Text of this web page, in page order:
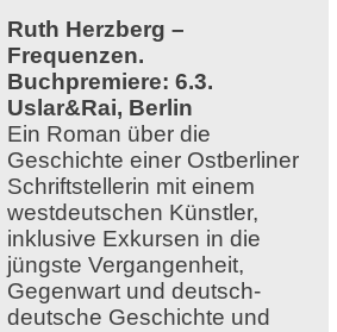
Ruth Herzberg –
Frequenzen.
Buchpremiere: 6.3.
Uslar&Rai, Berlin
Ein Roman über die
Geschichte einer Ostberliner
Schriftstellerin mit einem
westdeutschen Künstler,
inklusive Exkursen in die
jüngste Vergangenheit,
Gegenwart und deutsch-
deutsche Geschichte und